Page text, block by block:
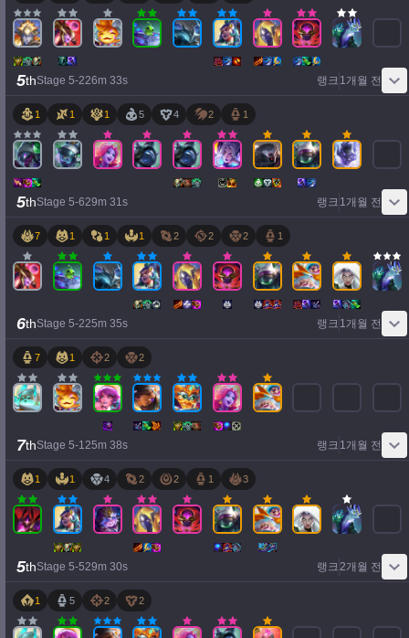
5thStage 5-226m 33s 랭크 1개월 전
1 1 1 5 4 2 1
5thStage 5-629m 31s 랭크 1개월 전
7 1 1 1 2 2 2 1
6thStage 5-225m 35s 랭크 1개월 전
7 1 2 2
7thStage 5-125m 38s 랭크 1개월 전
1 1 4 2 2 1 3
5thStage 5-529m 30s 랭크2개월 전
1 5 2 2